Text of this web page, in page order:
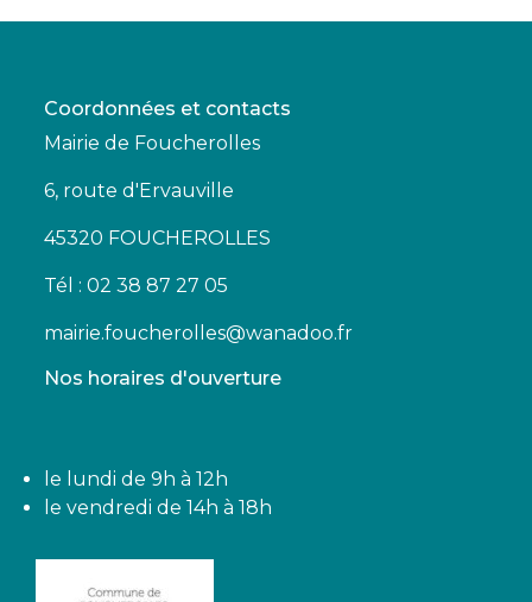
Coordonnées et contacts
Mairie de Foucherolles
6, route d'Ervauville
45320 FOUCHEROLLES
Tél : 02 38 87 27 05
mairie.foucherolles@wanadoo.fr
Nos horaires d'ouverture
le lundi de 9h à 12h
le vendredi de 14h à 18h